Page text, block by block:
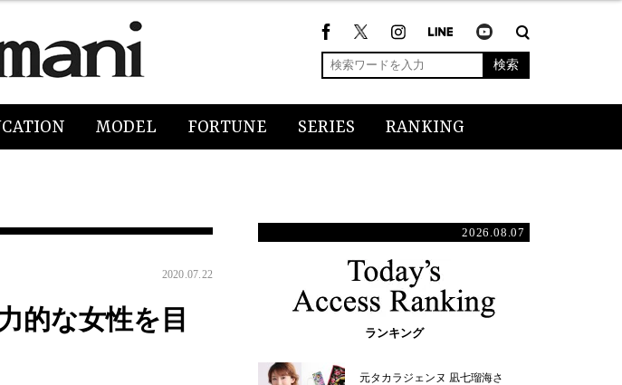
検索
MODEL FORTUNE SERIES RANKING
2020.07.22
的な女性を目
2026.08.07
ランキング
元タカラジェンヌ 凪七瑠海さ